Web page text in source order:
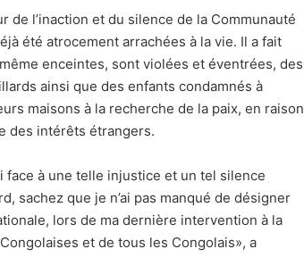
de l’inaction et du silence de la Communauté
été atrocement arrachées à la vie. Il a fait
enceintes, sont violées et éventrées, des
ainsi que des enfants condamnés à
maisons à la recherche de la paix, en raison
des intérêts étrangers.
à une telle injustice et un tel silence
sachez que je n’ai pas manqué de désigner
lors de ma dernière intervention à la
et de tous les Congolais», a